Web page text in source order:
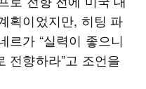
획이었지만, 히팅 파
르가 “실력이 좋으니
전향하라”고 조언을